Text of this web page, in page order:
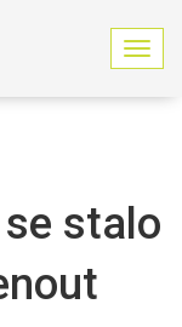
Z
o
t
n
se stalo